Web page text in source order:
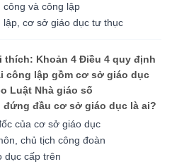
và công lập
lập, cơ sở giáo dục tư thục
thích: Khoản 4 Điều 4 quy định
công lập gồm cơ sở giáo dục
Luật Nhà giáo số
đứng đầu cơ sở giáo dục là ai?
của cơ sở giáo dục
chủ tịch công đoàn
dục cấp trên